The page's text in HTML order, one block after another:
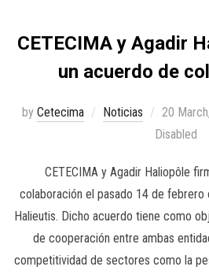
CETECIMA y Agadir
un acuerdo de
by Cetecima Noticias 20
Disabled
CETECIMA y Agadir Haliopôle
colaboración el pasado 14 de febrero
Halieutis. Dicho acuerdo tiene como
de cooperación entre ambas
competitividad de sectores como la